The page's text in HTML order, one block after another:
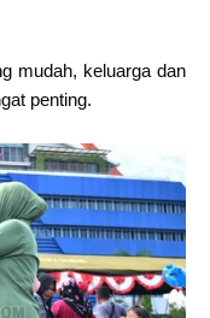
mudah, keluarga dan
penting.